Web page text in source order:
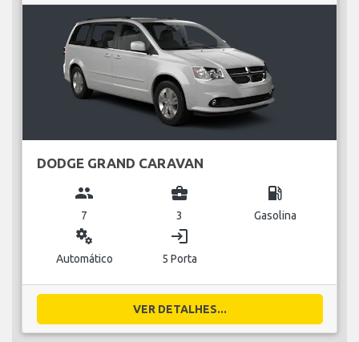
DODGE GRAND CARAVAN
group
7
business_center
3
local_gas_station
Gasolina
miscellaneous_services
Automático
login
5 Porta
VER DETALHES...